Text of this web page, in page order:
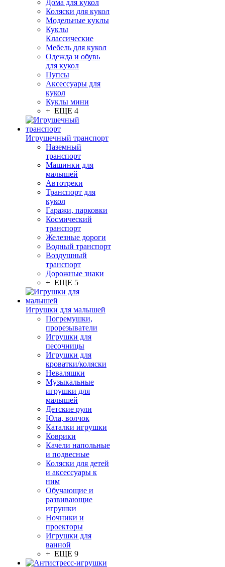
Дома для кукол
Коляски для кукол
Модельные куклы
Куклы
Классические
Мебель для кукол
Одежда и обувь
для кукол
Пупсы
Аксессуары для
кукол
Куклы мини
+ ЕЩЕ 4
Игрушечный транспорт
Наземный
транспорт
Машинки для
малышей
Автотреки
Транспорт для
кукол
Гаражи, парковки
Космический
транспорт
Железные дороги
Водный транспорт
Воздушный
транспорт
Дорожные знаки
+ ЕЩЕ 5
Игрушки для малышей
Погремушки,
прорезыватели
Игрушки для
песочницы
Игрушки для
кроватки/коляски
Неваляшки
Музыкальные
игрушки для
малышей
Детские рули
Юла, волчок
Каталки игрушки
Коврики
Качели напольные
и подвесные
Коляски для детей
и аксессуары к
ним
Обучающие и
развивающие
игрушки
Ночники и
проекторы
Игрушки для
ванной
+ ЕЩЕ 9